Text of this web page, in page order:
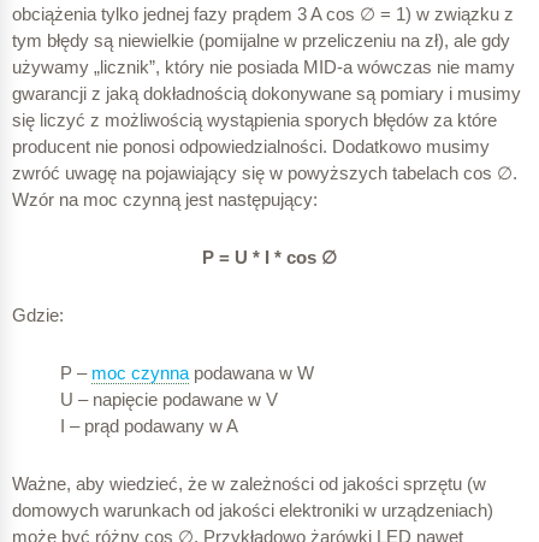
± 0,5
± 1,0
± 2,0
Liczniki trójfazowe
1
± 0,015 A
± 0,03 A
± 0,06 A
0,5 (indukcyjny)
± 0,009 A
2,982 A
3,018 A
0,036 A
B
2,94 A
obciążenia tylko jednej fazy prądem 3 A cos ∅ = 1) w związku z
tym błędy są niewielkie (pomijalne w przeliczeniu na zł), ale gdy
używamy „licznik”, który nie posiada MID-a wówczas nie mamy
gwarancji z jaką dokładnością dokonywane są pomiary i musimy
się liczyć z możliwością wystąpienia sporych błędów za które
producent nie ponosi odpowiedzialności. Dodatkowo musimy
zwróć uwagę na pojawiający się w powyższych tabelach cos ∅.
Wzór na moc czynną jest następujący:
P = U * I * cos ∅
Gdzie:
P – moc czynna podawana w W
U – napięcie podawane w V
I – prąd podawany w A
Ważne, aby wiedzieć, że w zależności od jakości sprzętu (w
domowych warunkach od jakości elektroniki w urządzeniach)
może być różny cos ∅. Przykładowo żarówki LED nawet